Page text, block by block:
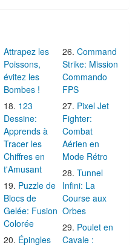
Attrapez les
Poissons,
évitez les
Bombes !
123
Dessine:
Apprends à
Tracer les
Chiffres en
t'Amusant
Puzzle de
Blocs de
Gelée: Fusion
Colorée
Épingles
Command
Strike: Mission
Commando
FPS
Pixel Jet
Fighter:
Combat
Aérien en
Mode Rétro
Tunnel
Infini: La
Course aux
Orbes
Poulet en
Cavale :